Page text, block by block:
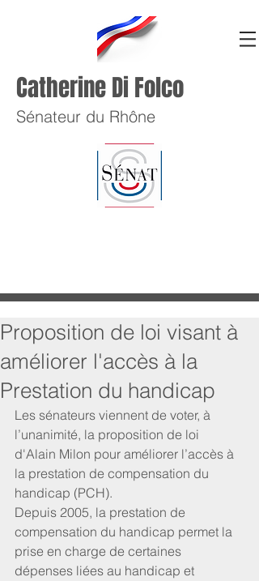
Catherine Di Folco
Sénateur du Rhône
Proposition de loi visant à
améliorer l'accès à la
Prestation du handicap
Les sénateurs viennent de voter, à
l’unanimité, la proposition de loi
d'Alain Milon pour améliorer l’accès à
la prestation de compensation du
handicap (PCH).
Depuis 2005, la prestation de
compensation du handicap permet la
prise en charge de certaines
dépenses liées au handicap et